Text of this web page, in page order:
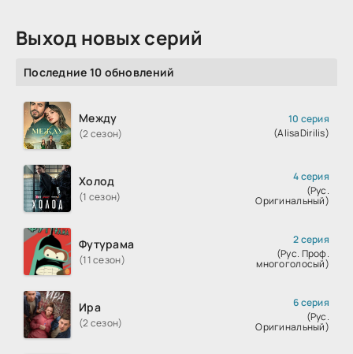
Выход новых серий
Последние 10 обновлений
Между
(2 сезон)
10 серия
(AlisaDirilis)
Холод
(1 сезон)
4 серия
(Рус.
Оригинальный)
Футурама
(11 сезон)
2 серия
(Рус. Проф.
многоголосый)
Ира
(2 сезон)
6 серия
(Рус.
Оригинальный)